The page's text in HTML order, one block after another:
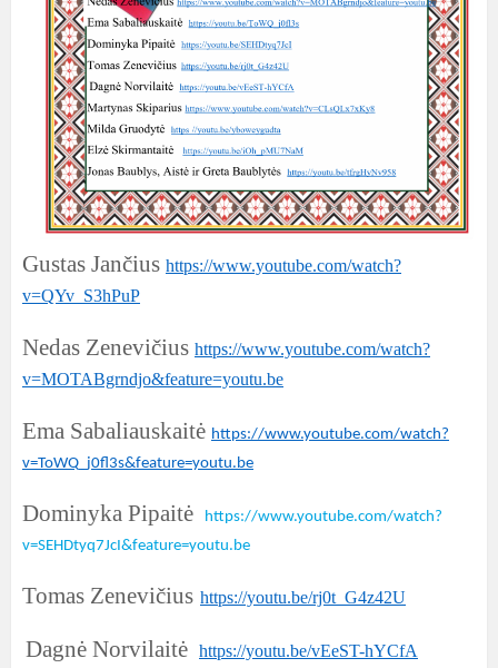
Gustas Jančius https://www.youtube.com/watch?
v=QYv_S3hPuP
Nedas Zenevičius https://www.youtube.com/watch?
v=MOTABgrndjo&feature=youtu.be
Ema Sabaliauskaitė https://www.youtube.com/watch?
v=ToWQ_j0fl3s&feature=youtu.be
Dominyka Pipaitė
https://www.youtube.com/watch?
v=SEHDtyq7JcI&feature=youtu.be
Tomas Zenevičius https://youtu.be/rj0t_G4z42U
Dagnė Norvilaitė https://youtu.be/vEeST-hYCfA